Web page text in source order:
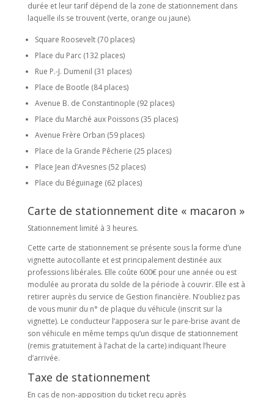
durée et leur tarif dépend de la zone de stationnement dans
laquelle ils se trouvent (verte, orange ou jaune).
Square Roosevelt (70 places)
Place du Parc (132 places)
Rue P.-J. Dumenil (31 places)
Place de Bootle (84 places)
Avenue B. de Constantinople (92 places)
Place du Marché aux Poissons (35 places)
Avenue Frère Orban (59 places)
Place de la Grande Pêcherie (25 places)
Place Jean d’Avesnes (52 places)
Place du Béguinage (62 places)
Carte de stationnement dite « macaron »
Stationnement limité à 3 heures.
Cette carte de stationnement se présente sous la forme d’une
vignette autocollante et est principalement destinée aux
professions libérales. Elle coûte 600€ pour une année ou est
modulée au prorata du solde de la période à couvrir. Elle est à
retirer auprès du service de Gestion financière. N’oubliez pas
de vous munir du n° de plaque du véhicule (inscrit sur la
vignette). Le conducteur l’apposera sur le pare-brise avant de
son véhicule en même temps qu’un disque de stationnement
(remis gratuitement à l’achat de la carte) indiquant l’heure
d’arrivée.
Taxe de stationnement
En cas de non-apposition du ticket reçu après